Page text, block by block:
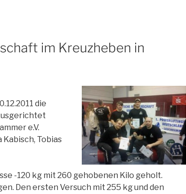
im Kreuzheben in
die
e.V.
Tobias
-120 kg mit 260 gehobenen Kilo geholt.
Den ersten Versuch mit 255 kg und den